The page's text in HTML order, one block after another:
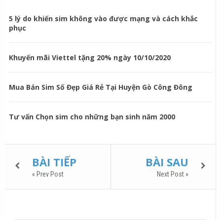
5 lý do khiến sim không vào được mạng và cách khắc
phục
Khuyến mãi Viettel tặng 20% ngày 10/10/2020
Mua Bán Sim Số Đẹp Giá Rẻ Tại Huyện Gò Công Đông
Tư vấn Chọn sim cho những bạn sinh năm 2000
BÀI TIẾP
« Prev Post
BÀI SAU
Next Post »